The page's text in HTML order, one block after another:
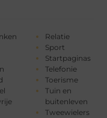
Relatie
Sport
Startpaginas
Telefonie
Toerisme
Tuin en
buitenleven
Tweewielers